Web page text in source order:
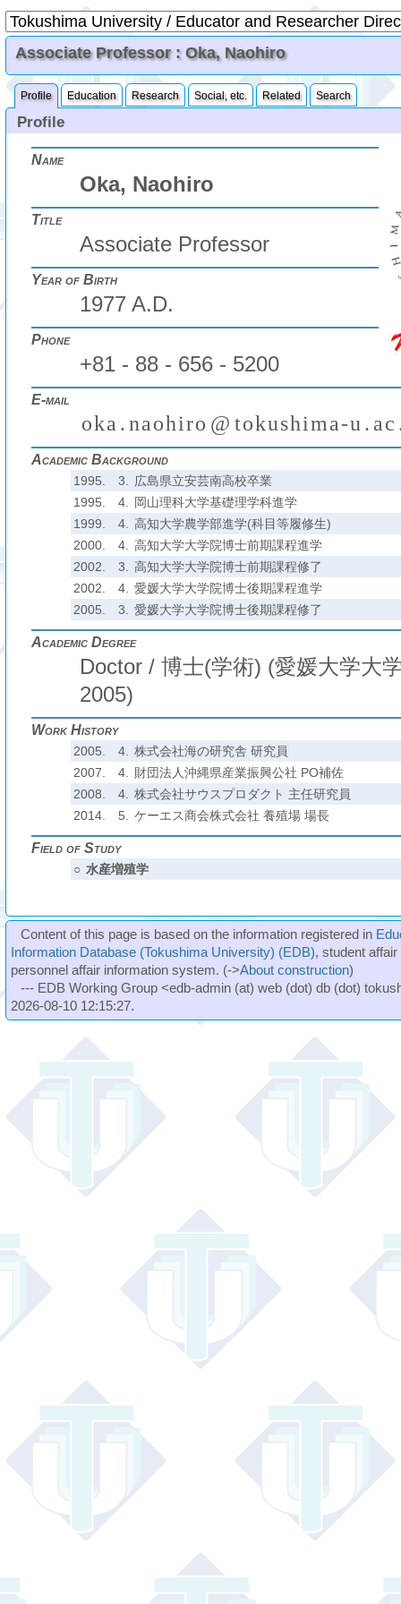
Associate Professor : Oka, Naohiro
Profile Education Research Social, etc. Related Search
Profile
Name
Oka, Naohiro
Title
Associate Professor
Year of Birth
1977 A.D.
Phone
+81 - 88 - 656 - 5200
E-mail
oka . naohiro @ tokushima-u . ac
Academic Background
1995. 3.
広島県立安芸南高校卒業
1995.
4.
岡山理科大学基礎理学科進学
1999.
4.
高知大学農学部進学(科目等履修生)
2000.
4.
高知大学大学院博士前期課程進学
2002.
3.
高知大学大学院博士前期課程修了
2002.
4.
愛媛大学大学院博士後期課程進学
2005.
3. 愛媛大学大学院博士後期課程修了
Academic Degree
Doctor / 博士(学術) (愛媛大学大
2005)
Work History
2005. 4.
株式会社海の研究舎 研究員
2007.
4.
財団法人沖縄県産業振興公社 PO補佐
2008.
4.
株式会社サウスプロダクト 主任研究員
2014.
5. ケーエス商会株式会社 養殖場 場長
Field of Study
○ 水産増殖学
Content of this page is based on the information registered in
Information Database (Tokushima University) (EDB), student
personnel affair information system. (->About construction)
--- EDB Working Group <edb-admin (at) web (dot) db (dot)
2026-08-10 12:15:27.